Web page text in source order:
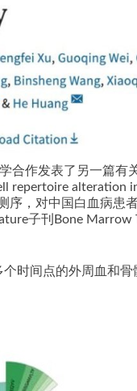
合作发表了另一篇有
repertoire alteration
序，对中国白血病患
子刊Bone
时间点的外周血和骨